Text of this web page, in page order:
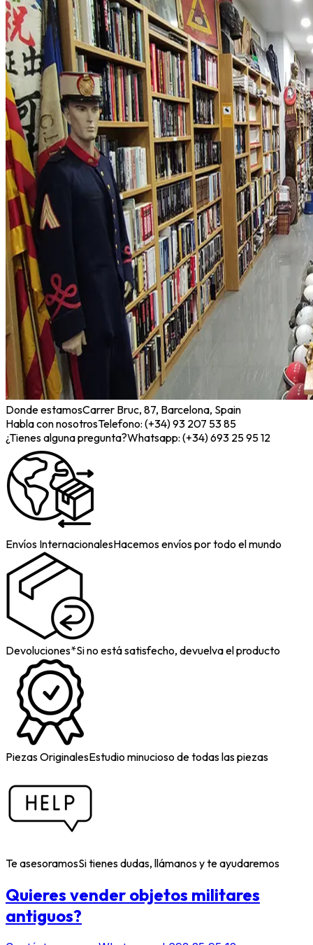
Donde estamosCarrer Bruc, 87, Barcelona, Spain
Habla con nosotrosTelefono: (+34) 93 207 53 85
¿Tienes alguna pregunta?Whatsapp: (+34) 693 25 95 12
Envíos InternacionalesHacemos envíos por todo el mundo
Devoluciones*Si no está satisfecho, devuelva el producto
Piezas OriginalesEstudio minucioso de todas las piezas
Te asesoramosSi tienes dudas, llámanos y te ayudaremos
Quieres vender objetos militares
antiguos?